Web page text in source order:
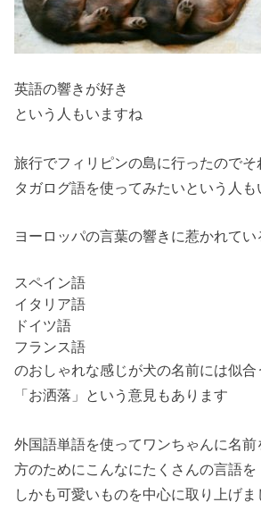
英語の響きが好き
という人もいますね
旅行でフィリピンの島に行ったのでそ
タガログ語を使ってみたいという人も
ヨーロッパの言葉の響きに惹かれて
スペイン語
イタリア語
ドイツ語
フランス語
のおしゃれな感じが犬の名前には似合
「お洒落」という意見もあります
外国語単語を使ってワンちゃんに名前
方のためにこんなにたくさんの言語を
しかも可愛いものを中心に取り上げま